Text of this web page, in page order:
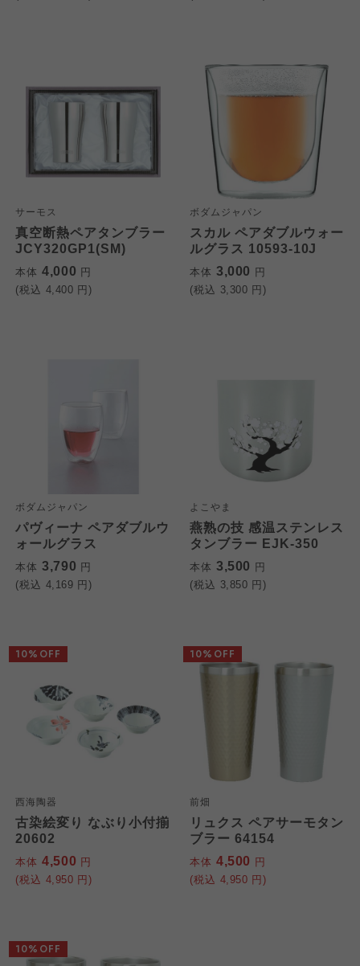
サーモス
真空断熱ペアタンブラー
JCY320GP1(SM)
本体 4,000 円
(税込 4,400 円)
ボダムジャパン
スカル ペアダブルウォー
ルグラス 10593-10J
本体 3,000 円
(税込 3,300 円)
ボダムジャパン
パヴィーナ ペアダブルウ
ォールグラス
本体 3,790 円
(税込 4,169 円)
よこやま
燕熟の技 感温ステンレス
タンブラー EJK-350
本体 3,500 円
(税込 3,850 円)
西海陶器
古染絵変り なぶり小付揃
20602
本体 4,500 円
(税込 4,950 円)
10%OFF
前畑
リュクス ペアサーモタン
ブラー 64154
本体 4,500 円
(税込 4,950 円)
10%OFF
10%OFF